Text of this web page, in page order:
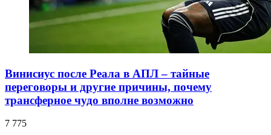
Винисиус после Реала в АПЛ – тайные
переговоры и другие причины, почему
трансферное чудо вполне возможно
7 775